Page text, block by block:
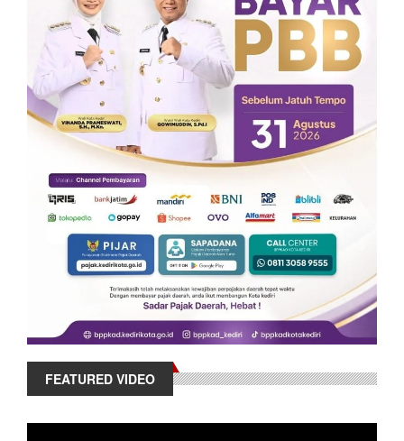
FEATURED VIDEO